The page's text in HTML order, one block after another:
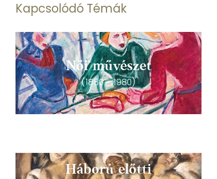
Kapcsolódó Témák
Női művészet
(1880 - 1980)
Háború előtti